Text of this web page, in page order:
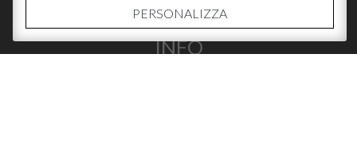
INFO
PERSONALIZZA